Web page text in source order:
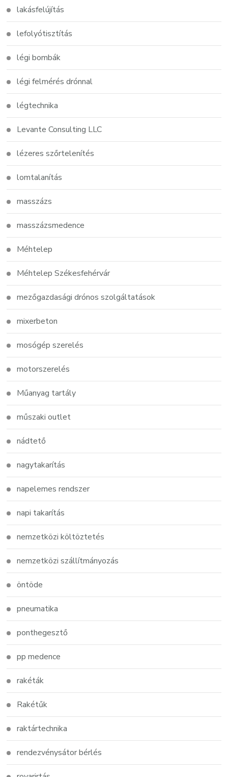
lakásfelújítás
lefolyótisztítás
légi bombák
légi felmérés drónnal
légtechnika
Levante Consulting LLC
lézeres szőrtelenítés
lomtalanítás
masszázs
masszázsmedence
Méhtelep
Méhtelep Székesfehérvár
mezőgazdasági drónos szolgáltatások
mixerbeton
mosógép szerelés
motorszerelés
Műanyag tartály
műszaki outlet
nádtető
nagytakarítás
napelemes rendszer
napi takarítás
nemzetközi költöztetés
nemzetközi szállítmányozás
öntöde
pneumatika
ponthegesztő
pp medence
rakéták
Rakétűk
raktártechnika
rendezvénysátor bérlés